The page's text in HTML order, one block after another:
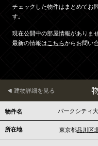
チェックした物件はまとめてお
す。
現在公開中の部屋情報がありませ
最新の情報はこちらからお問い
建物詳細を見る
物件名 パークシティ
所在地 東京都品川区